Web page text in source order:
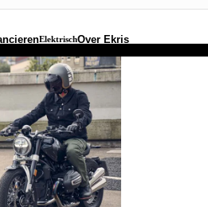
ElektrischOver Ekris